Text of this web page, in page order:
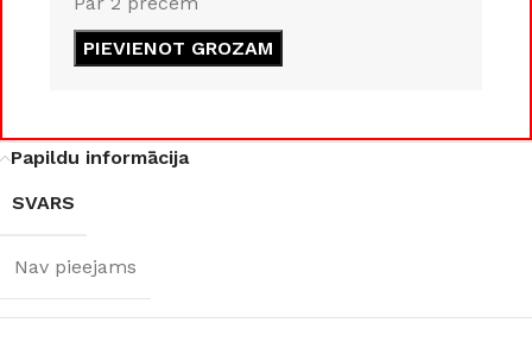
850 × 2050 mm ,
DURVJU
PUSE
Kreisā ,Labā
PIEVIENOT GROZAM
Papildu informācija
SVARS
Nav pieejams